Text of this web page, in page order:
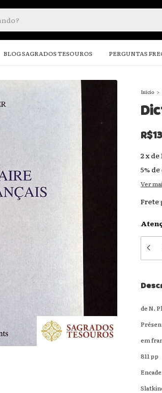
BLOG SAGRADOS TESOUROS PERGUNTAS
Início >
2xde
5%
Ver
Frete
de N.
em
811 pp